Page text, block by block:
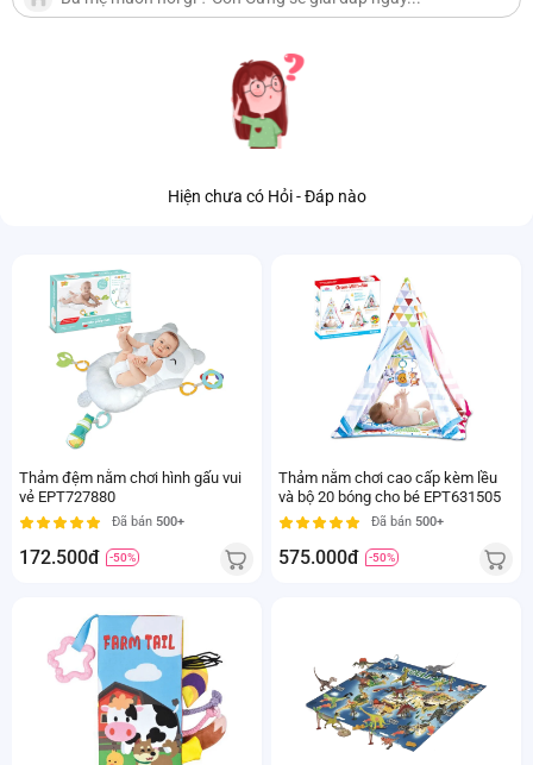
Hệ thống điều khiển từ xa hoạt động ổn định với 4 chế độ giúp xe dễ
Thiết kế bánh xe cứng cáp có thể di chuyển tiến, lùi, rẽ và tăng giảm
Hiện chưa có Hỏi - Đáp nào
Thảm đệm nằm chơi hình gấu vui
vẻ EPT727880
Đã bán 500+
172.500đ -50%
Thảm nằm chơi cao cấp kèm lều
và bộ 20 bóng cho bé EPT631505
Đã bán 500+
575.000đ -50%